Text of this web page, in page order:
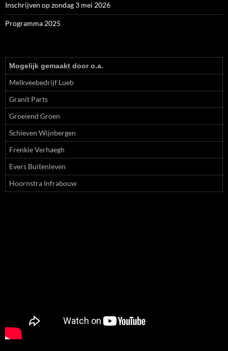
Inschrijven op zondag 3 mei 2026
Programma 2025
Mogelijk gemaakt door o.a.
Melkveebedrijf Lueb
Granit Parts
Groeiend Groen
Schieven Wijnbergen
Frenkie Verhaegh
Evers Buitenleven
Hoornstra Infrabouw